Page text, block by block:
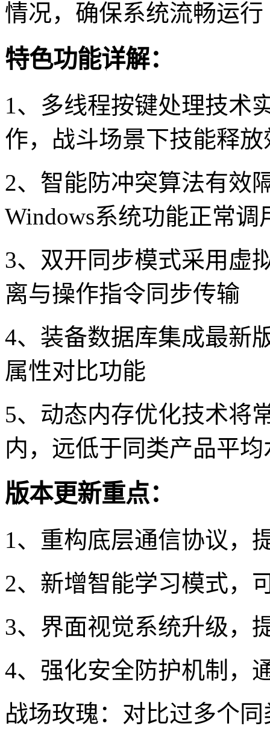
情况，确保系统流畅运行
特色功能详解：
1、多线程按键处理技术
作，战斗场景下技能释放
2、智能防冲突算法有效
Windows系统功能正常调
3、双开同步模式采用虚
离与操作指令同步传输
4、装备数据库集成最新
属性对比功能
5、动态内存优化技术将
内，远低于同类产品平均
版本更新重点：
1、重构底层通信协议，
2、新增智能学习模式，
3、界面视觉系统升级，
4、强化安全防护机制，
战场玫瑰：对比过多个